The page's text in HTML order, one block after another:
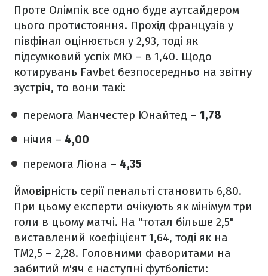
Проте Олімпік все одно буде аутсайдером
цього протистояння. Прохід французів у
півфінал оцінюється у 2,93, тоді як
підсумковий успіх МЮ – в 1,40. Щодо
котирувань Favbet безпосередньо на звітну
зустріч, то вони такі:
перемога Манчестер Юнайтед – 1,78
нічия – 4,00
перемога Ліона – 4,35
Ймовірність серії пенальті становить 6,80.
При цьому експерти очікують як мінімум три
голи в цьому матчі. На "тотал більше 2,5"
виставлений коефіцієнт 1,64, тоді як на
ТМ2,5 – 2,28. Головними фаворитами на
забитий м'яч є наступні футболісти: